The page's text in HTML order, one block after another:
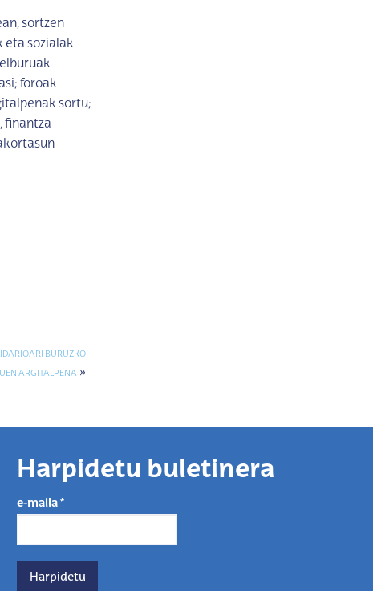
sortzen
eta sozialak
foroak
sortu;
finantza
BURUZKO
ARGITALPENA»
Harpidetu buletinera
e-maila*